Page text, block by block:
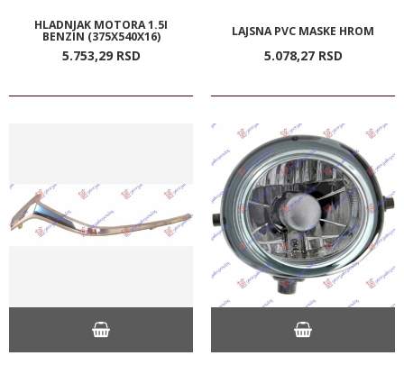
HLADNJAK MOTORA 1.5I
BENZIN (375X540X16)
5.753,29 RSD
LAJSNA PVC MASKE HROM
5.078,27 RSD